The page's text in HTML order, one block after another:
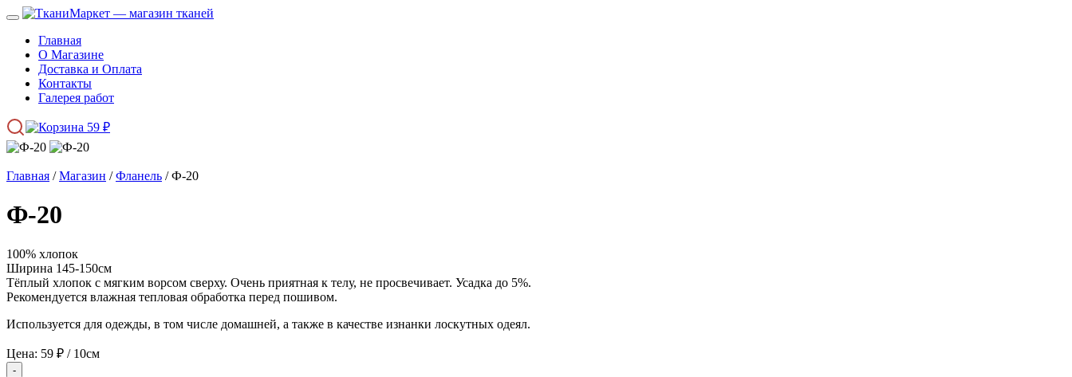
Главная
О Магазине
Доставка и Оплата
Контакты
Галерея работ
59 ₽
Главная /Магазин /Фланель / Ф-20
Ф-20
100% хлопок
Ширина 145-150см
Тёплый хлопок с мягким ворсом сверху. Очень приятная к телу, не просвечивает. Усадка до 5%.
Рекомендуется влажная тепловая обработка перед пошивом.
Используется для одежды, в том числе домашней, а также в качестве изнанки лоскутных одеял.
Цена: 59 ₽ / 10см
-